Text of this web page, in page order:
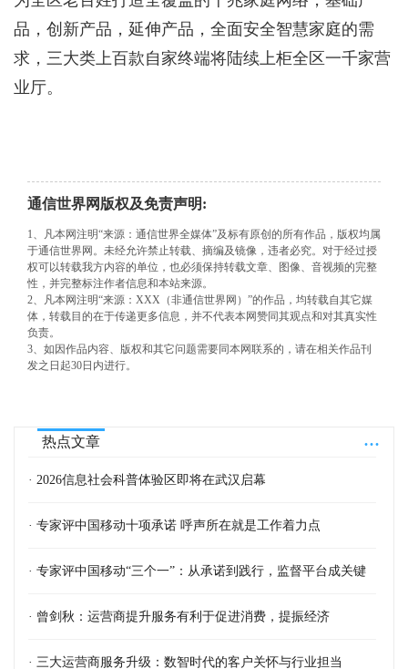
品，创新产品，延伸产品，全面安全智慧家庭的需
求，三大类上百款自家终端将陆续上柜全区一千家营
业厅。
通信世界网版权及免责声明:
1、凡本网注明“来源：通信世界全媒体”及标有原创的所有作品，版权均属
于通信世界网。未经允许禁止转载、摘编及镜像，违者必究。对于经过授
权可以转载我方内容的单位，也必须保持转载文章、图像、音视频的完整
性，并完整标注作者信息和本站来源。
2、凡本网注明“来源：XXX（非通信世界网）”的作品，均转载自其它媒
体，转载目的在于传递更多信息，并不代表本网赞同其观点和对其真实性
负责。
3、如因作品内容、版权和其它问题需要同本网联系的，请在相关作品刊
发之日起30日内进行。
...
热点文章
· 2026信息社会科普体验区即将在武汉启幕
· 专家评中国移动十项承诺 呼声所在就是工作着力点
· 专家评中国移动“三个一”：从承诺到践行，监督平台成关键
· 曾剑秋：运营商提升服务有利于促进消费，提振经济
· 三大运营商服务升级：数智时代的客户关怀与行业担当